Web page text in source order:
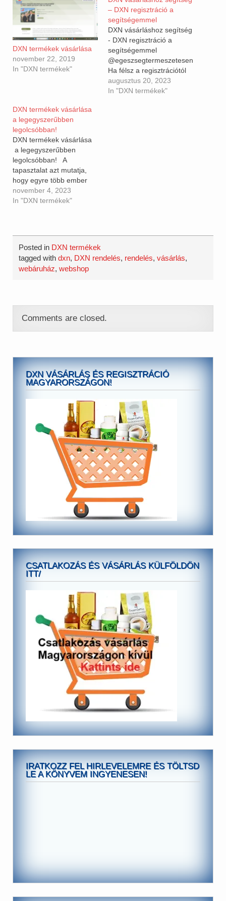
DXN termékek vásárlása
november 22, 2019
In "DXN termékek"
– DXN regisztráció a
segítségemmel
DXN vásárláshoz segítség
- DXN regisztráció a
segítségemmel
@egeszsegtermeszetesen
Ha félsz a regisztrációtól
vagy bonyolult, nincs
email címed, vagy csak
augusztus 20, 2023
In "DXN termékek"
DXN termékek vásárlása
a legegyszerűbben
legolcsóbban!
DXN termékek vásárlása
a legegyszerűbben
legolcsóbban! A
tapasztalat azt mutatja,
hogy egyre több ember
szeretné megvenni a DXN
termékeket, de valahogy a
emberek. Pedig roppant
egyszerű, egyértelmű, és
semmilyen
november 4, 2023
In "DXN termékek"
Posted in DXN termékek
tagged withdxn, DXN rendelés, rendelés,vásárlás,
webáruház,webshop
Comments are closed.
DXN VÁSÁRLÁS ÉS REGISZTRÁCIÓ
MAGYARORSZÁGON!
CSATLAKOZÁS ÉS VÁSÁRLÁS KÜLFÖLDÖN
ITT/
IRATKOZZ FEL HIRLEVELEMRE ÉS TÖLTSD
LE A KÖNYVEM INGYENESEN!